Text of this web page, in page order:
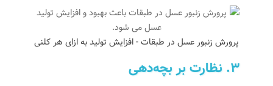
پرورش زنبور عسل در طبقات - افزایش تولید به ازای هر کلنی
۳. نظارت بر بچه‌دهی